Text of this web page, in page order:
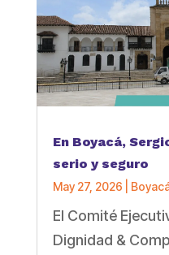
En Boyacá,
serio y seguro
May 27, 2026
El Comité
Dignidad &